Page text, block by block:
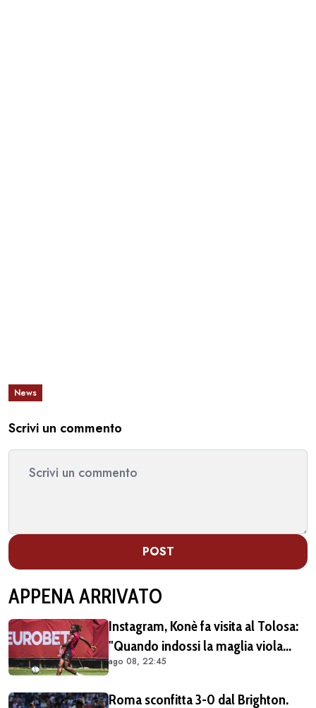
News
Scrivi un commento
POST
APPENA ARRIVATO
Instagram, Konè fa visita al Tolosa:
"Quando indossi la maglia viola
diventi parte della famiglia. Era
ago 08, 22:45
Roma sconfitta 3-0 dal Brighton.